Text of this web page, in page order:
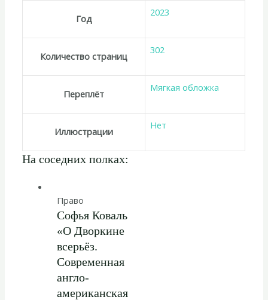
Год
2023
Количество страниц
302
Переплёт
Мягкая обложка
Иллюстрации
Нет
На соседних полках:
Право
Софья Коваль
«О Дворкине
всерьёз.
Современная
англо-
американская